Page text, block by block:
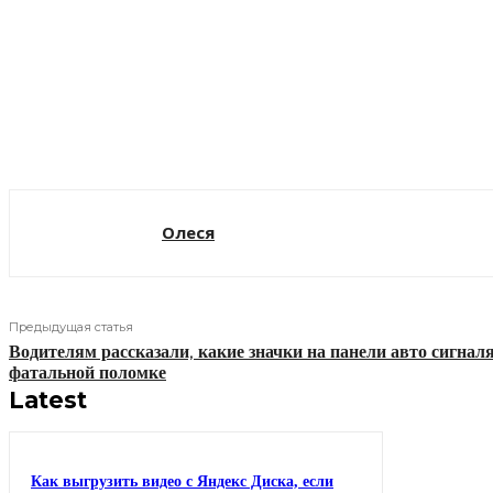
Олеся
Предыдущая статья
Водителям рассказали, какие значки на панели авто
фатальной поломке
Latest
Как выгрузить видео с Яндекс Диска, если